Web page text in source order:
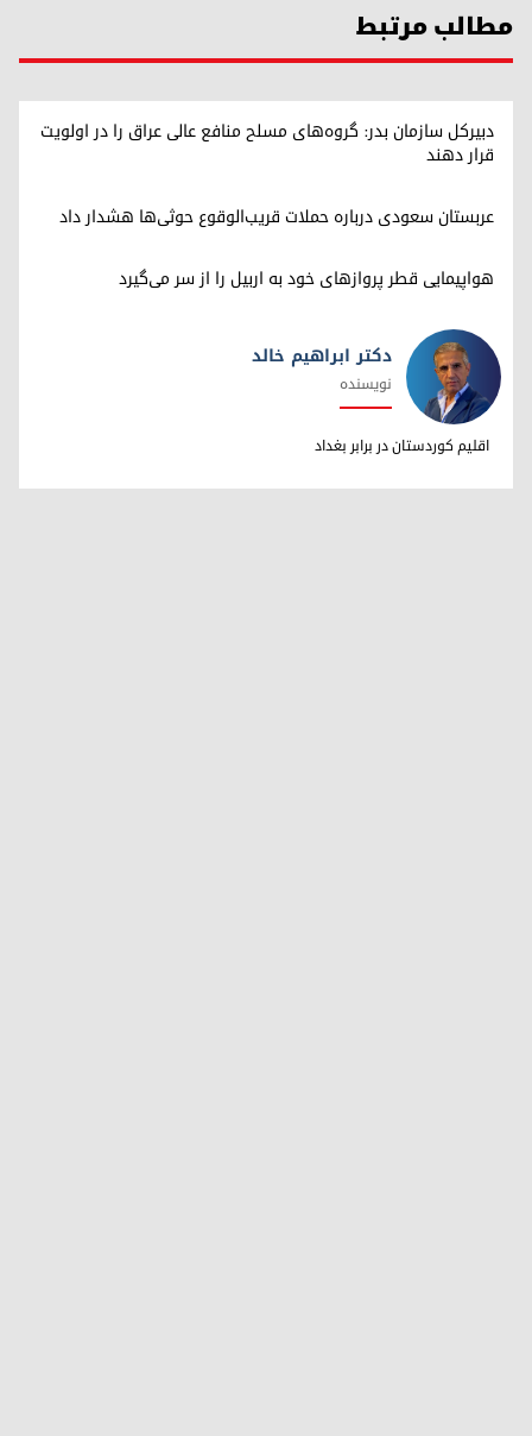
مطالب مرتبط
دبیرکل سازمان بدر: گروه‌های مسلح منافع عالی عراق را در اولویت
قرار دهند
عربستان سعودی درباره حملات قریب‌الوقوع حوثی‌ها هشدار داد
هواپیمایی قطر پروازهای خود به اربیل را از سر می‌گیرد
دکتر ابراهیم خالد
دکتر ابراهیم خالد
نویسنده
اقلیم کوردستان در برابر بغداد